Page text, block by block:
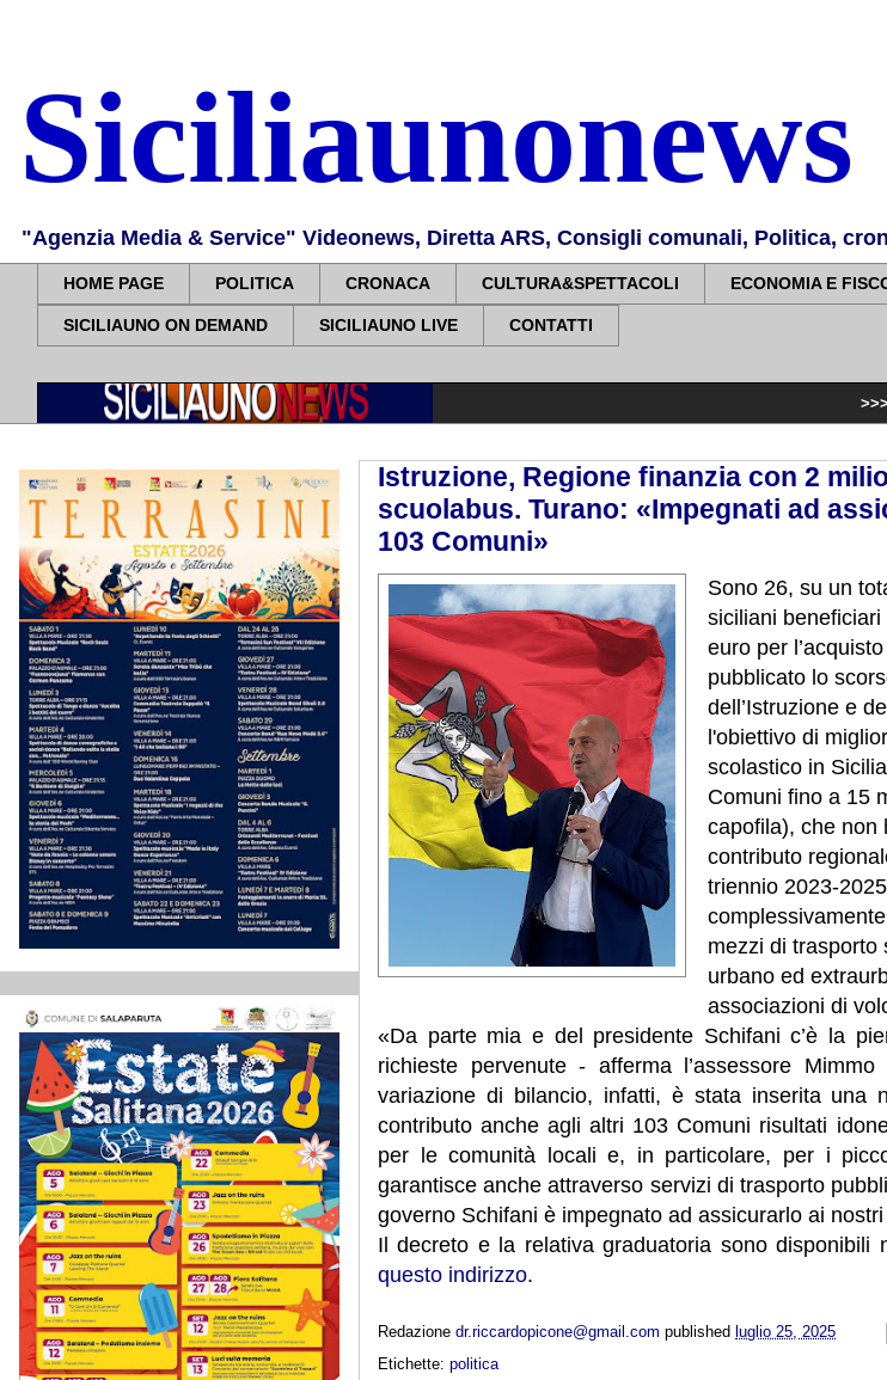
Siciliaunonews
"Agenzia Media & Service" Videonews, Diretta ARS, Consigli comunali, Politica,
HOME PAGE POLITICA CRONACA CULTURA&SPETTACOLI ECONOMIA E
SICILIAUNO ON DEMAND SICILIAUNO LIVE CONTATTI
Comune
Istruzione, Regione finanzia con 2
scuolabus. Turano: «Impegnati ad
103 Comuni»
Sono 26, su un
siciliani
euro per
pubblicato lo
dell’Istruzione e
l'obiettivo di
scolastico in
Comuni fino a 15
capofila), che non
contributo
triennio 2023-
mezzi di trasporto
urbano ed
associazioni di
«Da parte mia e del presidente Schifani c’è la
richieste pervenute - afferma l’assessore
variazione di bilancio, infatti, è stata inserita una
contributo anche agli altri 103 Comuni risultati
per le comunità locali e, in particolare, per i
garantisce anche attraverso servizi di trasporto
governo Schifani è impegnato ad assicurarlo ai
Il decreto e la relativa graduatoria sono disponibili
questo indirizzo.
Redazione dr.riccardopicone@gmail.com published luglio 25, 2025
Etichette: politica